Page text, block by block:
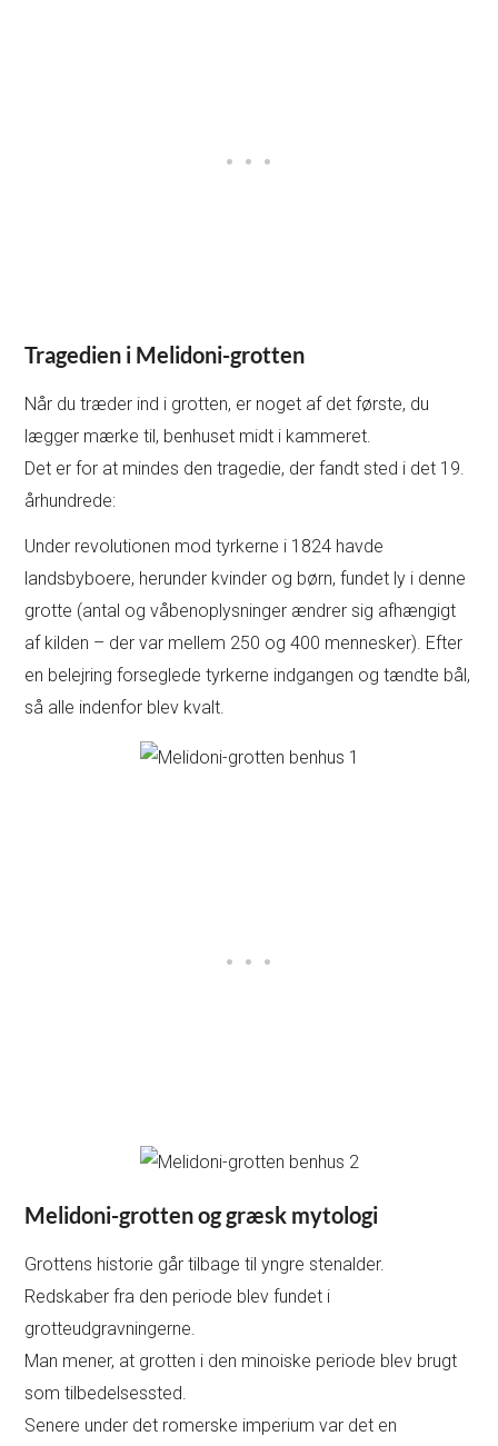
Tragedien i Melidoni-grotten
Når du træder ind i grotten, er noget af det første, du
lægger mærke til, benhuset midt i kammeret.
Det er for at mindes den tragedie, der fandt sted i det 19.
århundrede:
Under revolutionen mod tyrkerne i 1824 havde
landsbyboere, herunder kvinder og børn, fundet ly i denne
grotte (antal og våbenoplysninger ændrer sig afhængigt
af kilden – der var mellem 250 og 400 mennesker). Efter
en belejring forseglede tyrkerne indgangen og tændte bål,
så alle indenfor blev kvalt.
Melidoni-grotten og græsk mytologi
Grottens historie går tilbage til yngre stenalder.
Redskaber fra den periode blev fundet i
grotteudgravningerne.
Man mener, at grotten i den minoiske periode blev brugt
som tilbedelsessted.
Senere under det romerske imperium var det en